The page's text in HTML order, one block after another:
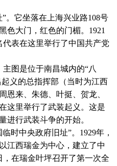
它坐落在上海兴业路108号
色大门，红色的门楣。1921
代表在这里举行了中国共产党
图是位于南昌城内的“八
义的总指挥部（当时为江西
恩来、朱德、叶挺、贺龙、
这里举行了武装起义。这是
进行武装斗争的开始。
中央政府旧址”。1929年，
江西瑞金为中心，建立了中
，在瑞金叶坪召开了第一次全